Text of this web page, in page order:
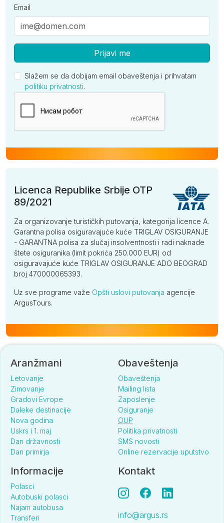
Email
Prijavi me
Slažem se da dobijam email obaveštenja i prihvatam
politiku privatnosti.
Licenca Republike Srbije OTP
89/2021
Za organizovanje turističkih putovanja, kategorija licence A.
Garantna polisa osiguravajuće kuće TRIGLAV OSIGURANJE
- GARANTNA polisa za slučaj insolventnosti i radi naknade
štete osiguranika (limit pokrića 250.000 EUR) od
osiguravajuće kuće TRIGLAV OSIGURANJE ADO BEOGRAD
broj 470000065393.
Uz sve programe važe Opšti uslovi putovanja agencije
ArgusTours.
Aranžmani
Letovanje
Zimovanje
Gradovi Evrope
Daleke destinacije
Nova godina
Uskrs i 1. maj
Dan državnosti
Dan primirja
Obaveštenja
Obaveštenja
Mailing lista
Zaposlenje
Osiguranje
OUP
Politika privatnosti
SMS novosti
Online rezervacije uputstvo
Informacije
Polasci
Autobuski polasci
Najam autobusa
Transferi
Kontakt
info@argus.rs